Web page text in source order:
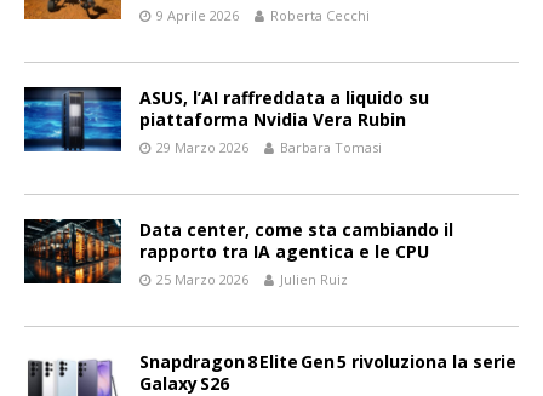
9 Aprile 2026 Roberta Cecchi
ASUS, l’AI raffreddata a liquido su
piattaforma Nvidia Vera Rubin
29 Marzo 2026 Barbara Tomasi
Data center, come sta cambiando il
rapporto tra IA agentica e le CPU
25 Marzo 2026 Julien Ruiz
Snapdragon 8 Elite Gen 5 rivoluziona la serie
Galaxy S26